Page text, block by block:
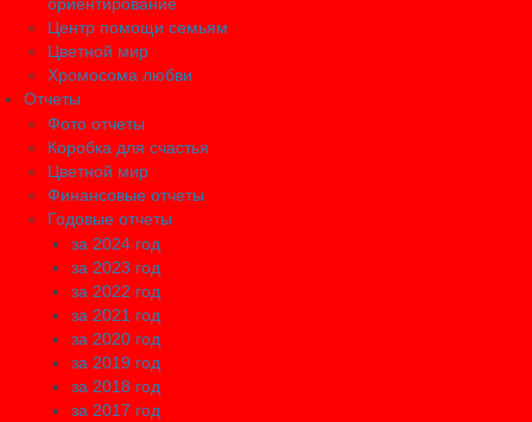
ориентирование
Центр помощи семьям
Цветной мир
Хромосома любви
Отчеты
Фото отчеты
Коробка для счастья
Цветной мир
Финансовые отчеты
Годовые отчеты
за 2024 год
за 2023 год
за 2022 год
за 2021 год
за 2020 год
за 2019 год
за 2018 год
за 2017 год